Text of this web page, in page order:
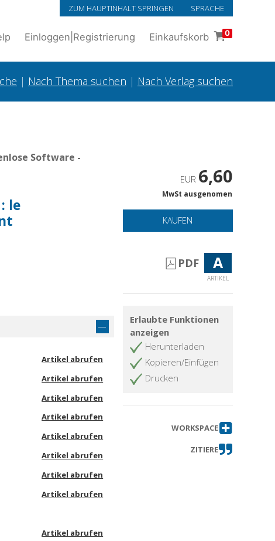
ZUM HAUPTINHALT SPRINGEN SPRACHE
Einloggen Registrierung Einkaufskorb 0
| Nach Thema suchen | Nach Verlag suchen
Software -
le
Artikel abrufen
Artikel abrufen
Artikel abrufen
Artikel abrufen
Artikel abrufen
Artikel abrufen
Artikel abrufen
Artikel abrufen
Artikel abrufen
EUR 6,60
MwSt ausgenomen
KAUFEN
PDF A
ARTIKEL
Erlaubte Funktionen
anzeigen
Herunterladen
Kopieren/Einfügen
Drucken
WORKSPACE
ZITIERE